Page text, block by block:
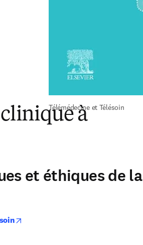
Télémédecine et Télésoin
à
et éthiques de la